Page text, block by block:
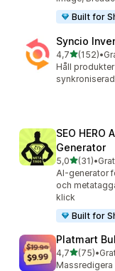
Built for
Syncio
4,7av 5(152)
152 •
Håll
SEO HERO
Generator
5,0av 5(31)
31 •
AI-generator
och
klick
Built for
Platmart
4,7av 5(75)
75 •
Massredigera